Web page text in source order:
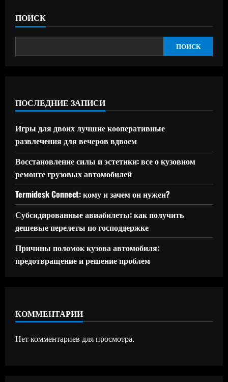
ПОИСК
ПОИСК
ПОСЛЕДНИЕ ЗАПИСИ
Игры для двоих лучшие кооперативные
развлечения для вечеров вдвоем
Восстановление силы и эстетики: все о кузовном
ремонте грузовых автомобилей
Termidesk Connect: кому и зачем он нужен?
Субсидированные авиабилеты: как получить
дешевые перелеты по господдержке
Причины поломок кузова автомобиля:
предотвращение и решение проблем
КОММЕНТАРИИ
Нет комментариев для просмотра.